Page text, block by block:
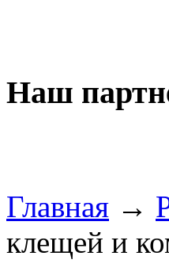
Наш
Главная →
клещей и